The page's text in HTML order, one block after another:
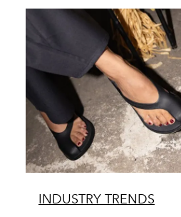
INDUSTRY TRENDS